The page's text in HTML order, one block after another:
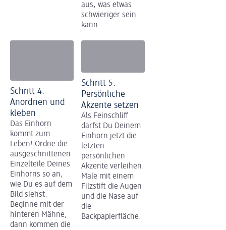
aus, was etwas
schwieriger sein
kann.
Schritt 4:
Anordnen und
kleben
Das Einhorn
kommt zum
Leben! Ordne die
ausgeschnittenen
Einzelteile Deines
Einhorns so an,
wie Du es auf dem
Bild siehst.
Beginne mit der
hinteren Mähne,
dann kommen die
Schritt 5:
Persönliche
Akzente setzen
Als Feinschliff
darfst Du Deinem
Einhorn jetzt die
letzten
persönlichen
Akzente verleihen.
Male mit einem
Filzstift die Augen
und die Nase auf
die
Backpapierfläche.